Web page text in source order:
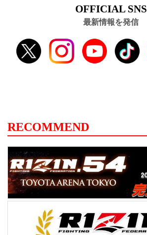
OFFICIAL SNS
最新情報を発信
RECOMMEND